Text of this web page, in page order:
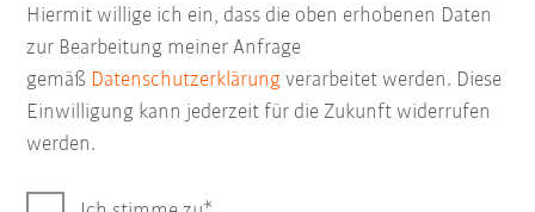
Hiermit willige ich ein, dass die oben erhobenen Daten
zur Bearbeitung meiner Anfrage
gemäß Datenschutzerklärung verarbeitet werden. Diese
Einwilligung kann jederzeit für die Zukunft widerrufen
werden.